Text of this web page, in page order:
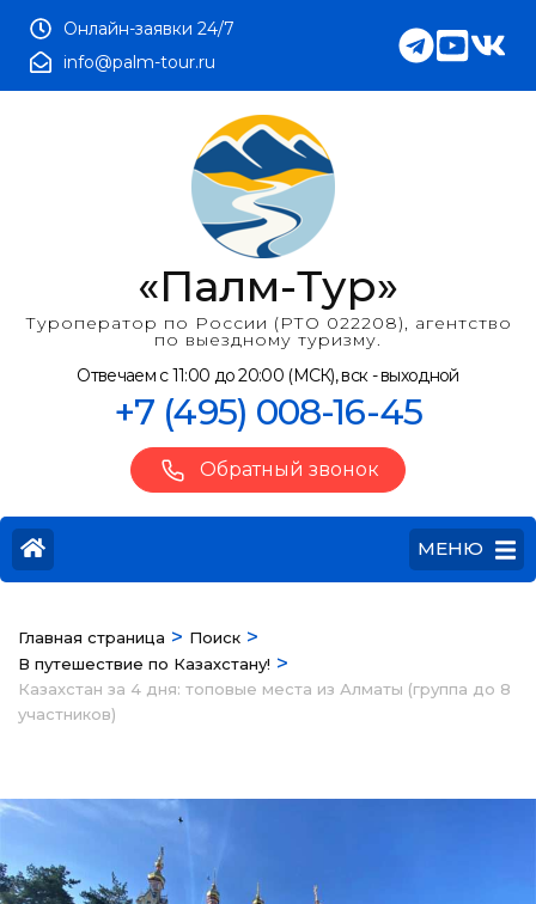
Онлайн-заявки 24/7
info@palm-tour.ru
«Палм-Тур»
Туроператор по России (РТО 022208), агентство
по выездному туризму.
Отвечаем с 11:00 до 20:00 (МСК), вск - выходной
+7 (495) 008-16-45
Обратный звонок
МЕНЮ
Главная страница > Поиск >
В путешествие по Казахстану! >
Казахстан за 4 дня: топовые места из Алматы (группа до 8
участников)